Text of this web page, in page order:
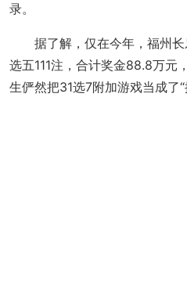
录。
据了解，仅在今年，福州长
选五111注，合计奖金88.8万元
生俨然把31选7附加游戏当成了“